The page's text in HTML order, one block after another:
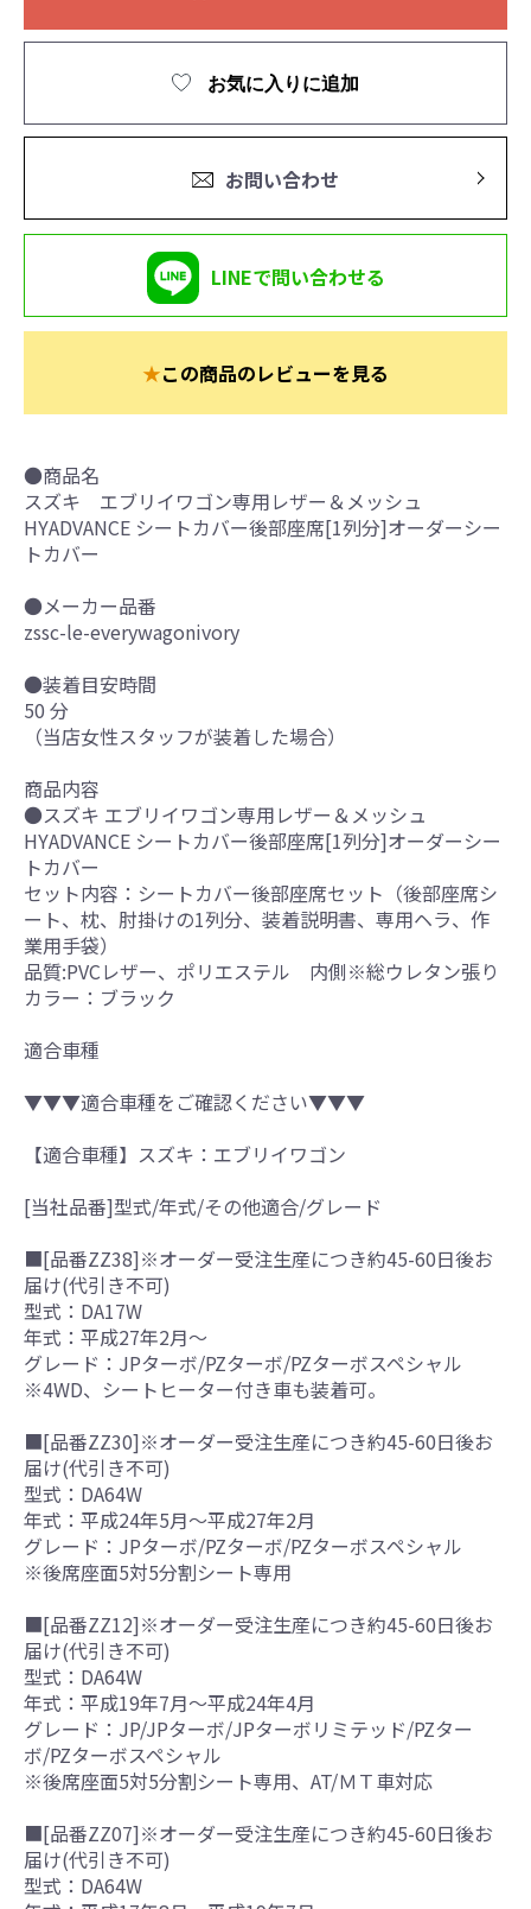
お気に入りに追加
お問い合わせ
LINEで問い合わせる
★この商品のレビューを見る
●商品名
スズキ エブリイワゴン専用レザー＆メッシュ
HYADVANCE シートカバー後部座席[1列分]オーダーシー
トカバー
●メーカー品番
zssc-le-everywagonivory
●装着目安時間
50 分
（当店女性スタッフが装着した場合）
商品内容
●スズキ エブリイワゴン専用レザー＆メッシュ
HYADVANCE シートカバー後部座席[1列分]オーダーシー
トカバー
セット内容：シートカバー後部座席セット（後部座席シ
ート、枕、肘掛けの1列分、装着説明書、専用ヘラ、作
業用手袋）
品質:PVCレザー、ポリエステル 内側※総ウレタン張り
カラー：ブラック
適合車種
▼▼▼適合車種をご確認ください▼▼▼
【適合車種】スズキ：エブリイワゴン
[当社品番]型式/年式/その他適合/グレード
■[品番ZZ38]※オーダー受注生産につき約45-60日後お
届け(代引き不可)
型式：DA17W
年式：平成27年2月～
グレード：JPターボ/PZターボ/PZターボスペシャル
※4WD、シートヒーター付き車も装着可。
■[品番ZZ30]※オーダー受注生産につき約45-60日後お
届け(代引き不可)
型式：DA64W
年式：平成24年5月～平成27年2月
グレード：JPターボ/PZターボ/PZターボスペシャル
※後席座面5対5分割シート専用
■[品番ZZ12]※オーダー受注生産につき約45-60日後お
届け(代引き不可)
型式：DA64W
年式：平成19年7月～平成24年4月
グレード：JP/JPターボ/JPターボリミテッド/PZター
ボ/PZターボスペシャル
※後席座面5対5分割シート専用、AT/ＭＴ車対応
■[品番ZZ07]※オーダー受注生産につき約45-60日後お
届け(代引き不可)
型式：DA64W